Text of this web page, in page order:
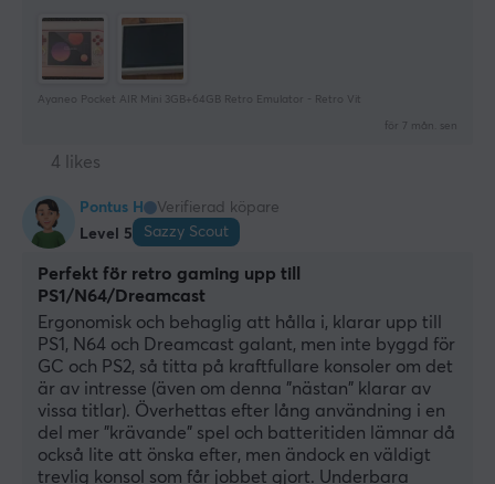
Ayaneo Pocket AIR Mini 3GB+64GB Retro Emulator - Retro Vit
för 7 mån. sen
4 likes
Pontus H
Verifierad köpare
Level 5
Sazzy Scout
Perfekt för retro gaming upp till
PS1/N64/Dreamcast
Ergonomisk och behaglig att hålla i, klarar upp till
PS1, N64 och Dreamcast galant, men inte byggd för
GC och PS2, så titta på kraftfullare konsoler om det
är av intresse (även om denna "nästan" klarar av
vissa titlar). Överhettas efter lång användning i en
del mer "krävande" spel och batteritiden lämnar då
också lite att önska efter, men ändock en väldigt
trevlig konsol som får jobbet gjort. Underbara